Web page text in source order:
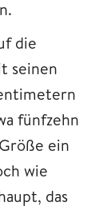
die
seinen
fünfzehn
ein
wie
das